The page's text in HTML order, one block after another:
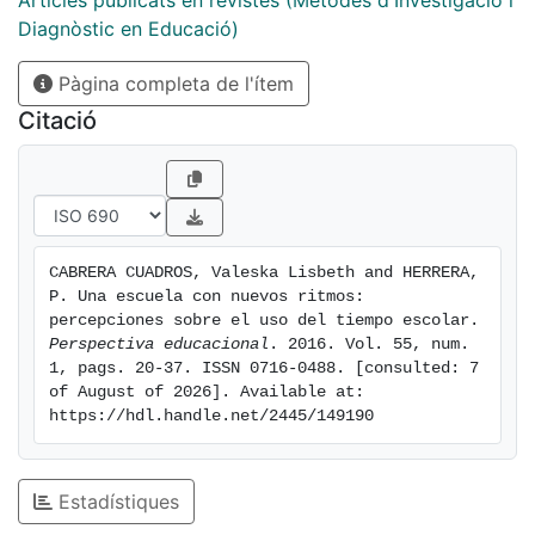
respetaban. Se reconoce el desafío de buscar otros
mecanismos para gestionar el tiempo y utilizarlos de
manera más eficiente. Para ello, los participantes
brindaron propuestas.
Diagnòstic en Educació)
Pàgina completa de l'ítem
Citació
CABRERA CUADROS, Valeska Lisbeth and HERRERA,
P. Una escuela con nuevos ritmos:
Perspectiva educacional . 2016. Vol. 55, num.
1, pags. 20-37. ISSN 0716-0488. [consulted: 7
of August of 2026]. Available at:
https://hdl.handle.net/2445/149190
Estadístiques